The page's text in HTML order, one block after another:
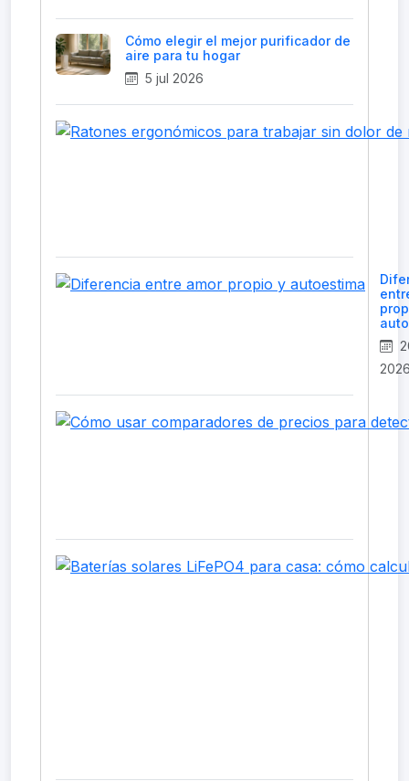
Cómo elegir el mejor purificador de
aire para tu hogar
5 jul 2026